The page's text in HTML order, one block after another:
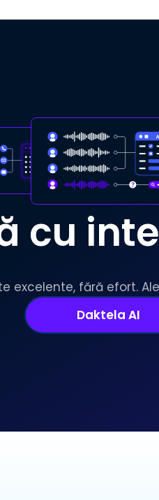
cu
excelente, fără efort.
Daktela AI